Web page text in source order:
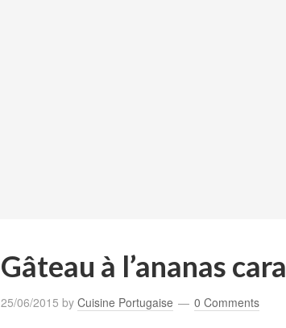
Gâteau à l’ananas
25/06/2015 by Cuisine Portugaise 0 Comments